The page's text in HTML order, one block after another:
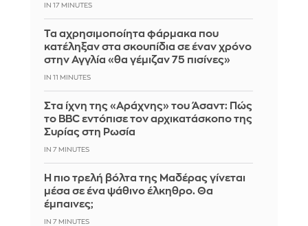
IN 17 MINUTES
Τα αχρησιμοποίητα φάρμακα που
κατέληξαν στα σκουπίδια σε έναν χρόνο
στην Αγγλία «θα γέμιζαν 75 πισίνες»
IN 11 MINUTES
Στα ίχνη της «Αράχνης» του Άσαντ: Πώς
το BBC εντόπισε τον αρχικατάσκοπο της
Συρίας στη Ρωσία
IN 7 MINUTES
Η πιο τρελή βόλτα της Μαδέρας γίνεται
μέσα σε ένα ψάθινο έλκηθρο. Θα
έμπαινες;
IN 7 MINUTES